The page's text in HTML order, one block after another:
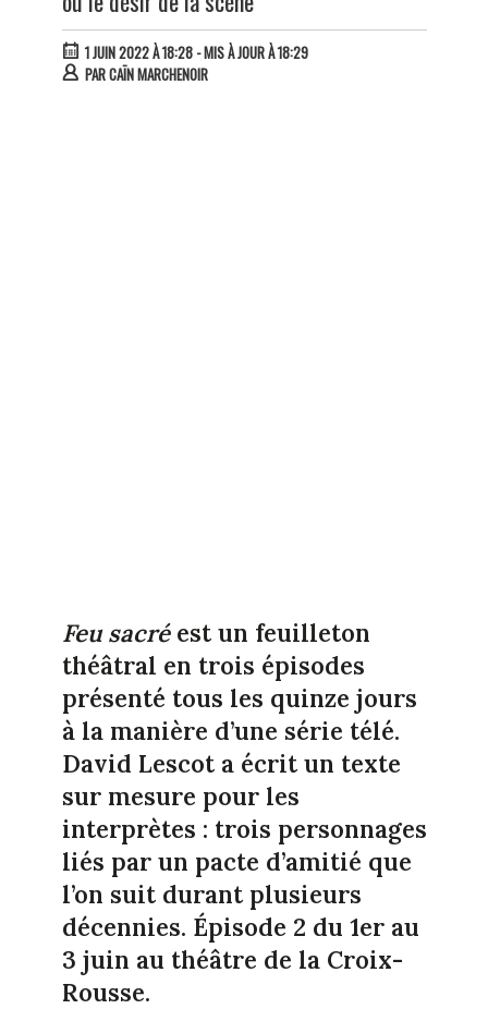
1 JUIN 2022 À 18:28- MIS À JOUR À 18:29
PARCAÏN MARCHENOIR
Feu sacréest un feuilleton
théâtral en trois épisodes
présenté tous les quinze jours
à la manière d’une série télé.
David Lescot a écrit un texte
sur mesure pour les
interprètes : trois personnages
liés par un pacte d’amitié que
l’on suit durant plusieurs
décennies. Épisode 2 du 1er au
3 juin au théâtre de la Croix-
Rousse.